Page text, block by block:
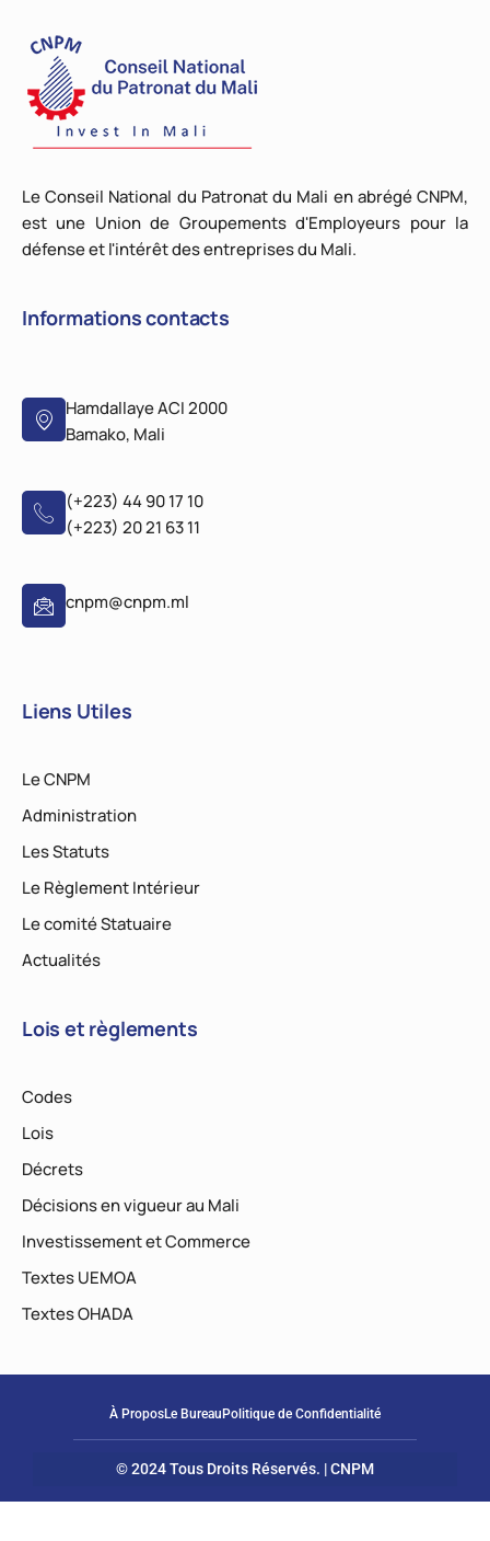
Le Conseil National du Patronat du Mali en abrégé CNPM,
est une Union de Groupements d'Employeurs pour la
défense et l'intérêt des entreprises du Mali.
Informations contacts
Hamdallaye ACI 2000
Bamako, Mali
(+223) 44 90 17 10
(+223) 20 21 63 11
cnpm@cnpm.ml
Liens Utiles
Le CNPM
Administration
Les Statuts
Le Règlement Intérieur
Le comité Statuaire
Actualités
Lois et règlements
Codes
Lois
Décrets
Décisions en vigueur au Mali
Investissement et Commerce
Textes UEMOA
Textes OHADA
À ProposLe BureauPolitique de Confidentialité
© 2024 Tous Droits Réservés. | CNPM